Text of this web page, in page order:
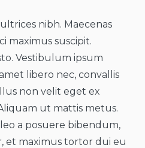
nibh. Maecenas
maximus suscipit.
Vestibulum ipsum
libero nec, convallis
non velit eget ex
ut mattis metus.
a posuere bibendum,
et maximus tortor dui eu